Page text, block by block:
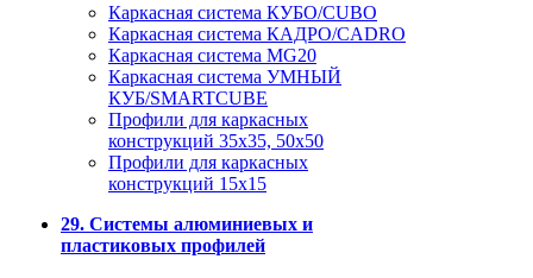
Каркасная система КУБО/CUBO
Каркасная система КАДРО/CADRO
Каркасная система MG20
Каркасная система УМНЫЙ
КУБ/SMARTCUBE
Профили для каркасных
конструкций 35x35, 50x50
Профили для каркасных
конструкций 15х15
29. Системы алюминиевых и
пластиковых профилей